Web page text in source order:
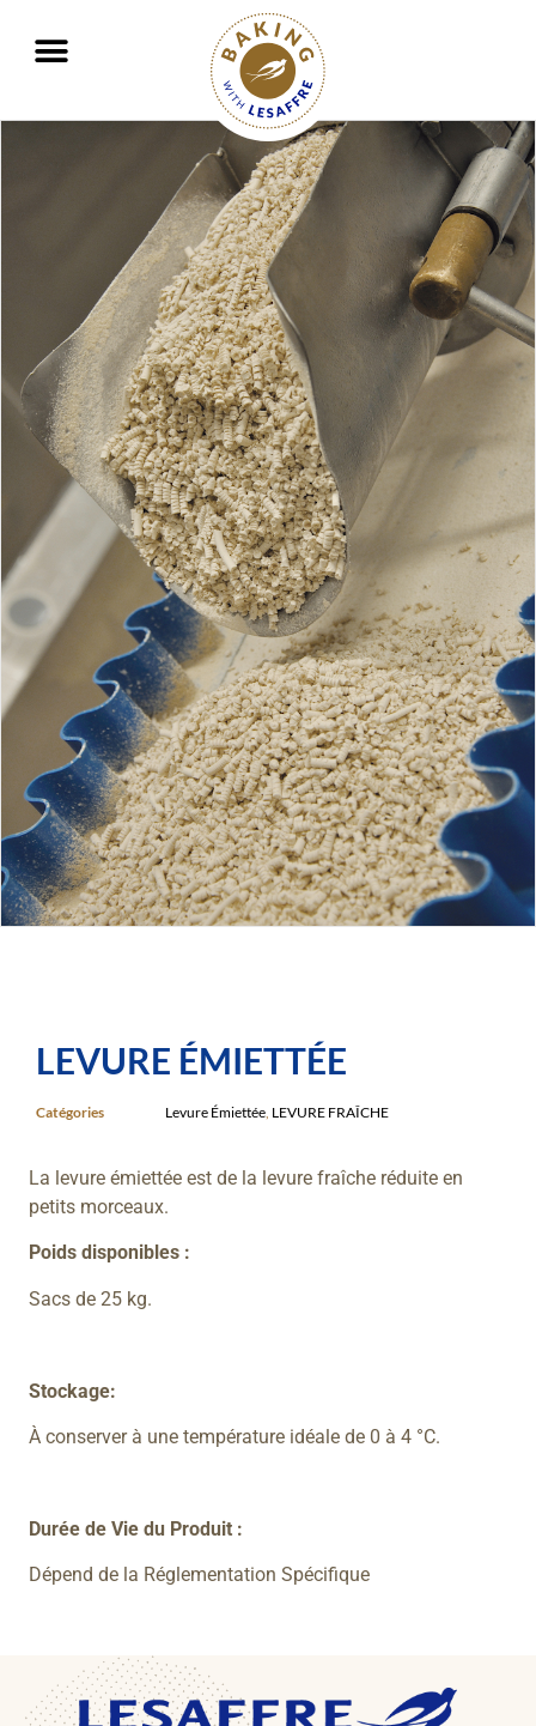
Travailler ensemble pour mieux nourrir et protéger la planète
LEVURE ÉMIETTÉE
Catégories Levure Émiettée LEVURE FRAÎCHE
La levure émiettée est de la levure fraîche réduite en
petits morceaux.
Poids disponibles :
Sacs de 25 kg.
Stockage:
À conserver à une température idéale de 0 à 4 °C.
Durée de Vie du Produit :
Dépend de la Réglementation Spécifique